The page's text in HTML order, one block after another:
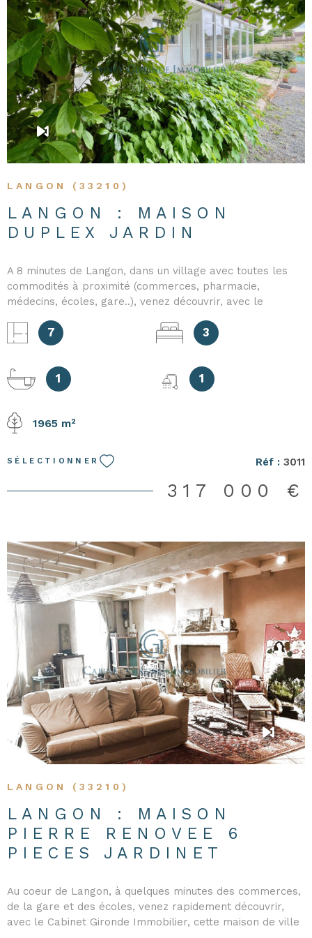
LANGON (33210)
LANGON : MAISON
DUPLEX JARDIN
A 8 minutes de Langon, dans un village avec toutes les
commodités à proximité (commerces, pharmacie,
médecins, écoles, gare..), venez découvrir, avec le
qui se compose de 2 logements. Au rez de chaussée, vous
trouverez une entrée, une cuisine, un cellier, un salon-
avec douche à l'italienne et un WC séparé. A l'étage, une
entrée, une cuisine séparée, aménagée et équipée, un
bureau, une salle d'eau et un WC avec lave-mains vous
divisible, des dépendances non attenantes et un puits
complètent cet ensemble. Les risques auxquels ce bien
est exposé sont disponibles sur le site :
7 3
1 1
1965 m²
SÉLECTIONNER Réf : 3011
317 000 €
VOIR LE BIEN
LANGON (33210)
LANGON : MAISON
PIERRE RENOVEE 6
PIECES JARDINET
Au coeur de Langon, à quelques minutes des commerces,
de la gare et des écoles, venez rapidement découvrir,
avec le Cabinet Gironde Immobilier, cette maison de ville
VOIR LE BIEN